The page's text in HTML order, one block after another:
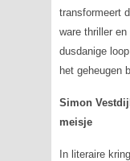
transformeert
ware thriller
dusdanige
het geheugen
Simon
meisje
In literaire